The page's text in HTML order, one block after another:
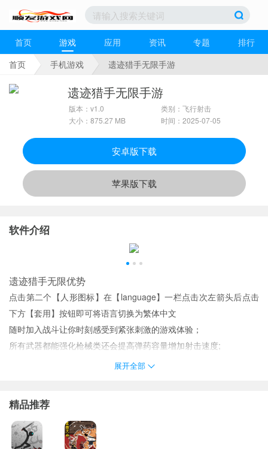
首页 游戏 应用 资讯 专题
排行
首页
手机游戏 遗迹猎手无限手游
遗迹猎手无限手游
版本：v1.0
大小：875.27 MB
类别：飞行射击
时间：2025-07-05
安卓版下载
苹果版下载
软件介绍
遗迹猎手无限优势
点击第二个【人形图标】在【language】一栏点击次左箭头后点击
下方【套用】按钮即可将语言切换为繁体中文
随时加入战斗让你时刻感受到紧张刺激的游戏体验；
所有武器都能强化枪械类还会提高弹药容量增加射击速度;
高自由的制造与收集机制缔造属性独一无二的枪械开启非凡之旅。
遗迹猎手无限评价
按下有下角的射击按键使用装备武器武器会自动瞄准敌人；
游戏关卡多场景多样卡通风格让您体验更自由的挑战任务组成生存
展开全部
精品推荐